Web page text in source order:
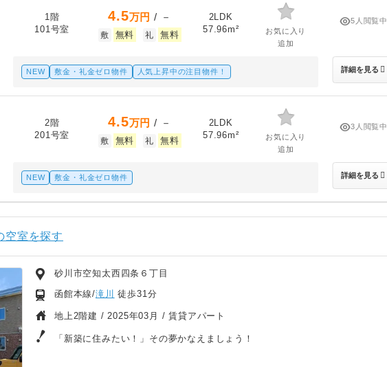
1階
101号室
4.5万円 / －
敷 無料 礼 無料
2LDK
57.96m²
お気に入り
追加
NEW 敷金・礼金ゼロ物件 人気上昇中の注目物件！
5人閲覧中
詳細を見る
2階
201号室
4.5万円 / －
敷 無料 礼 無料
2LDK
57.96m²
お気に入り
追加
NEW 敷金・礼金ゼロ物件
3人閲覧中
詳細を見る
室を探す
砂川市空知太西四条６丁目
函館本線/滝川 徒歩31分
地上2階建 /2025年03月 / 賃貸アパート
「新築に住みたい！」その夢かなえましょう！